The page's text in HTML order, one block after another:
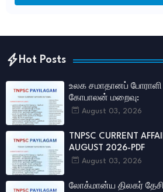
Hot Posts
உலக சமாதானப்
கோபாலன் மறைவு:
August 03, 2026
TNPSC CURRENT
AUGUST 2026-PDF
August 03, 2026
லோக்மான்ய திலகர்